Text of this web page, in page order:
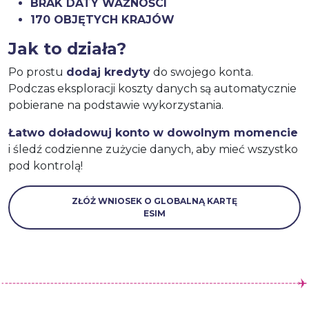
BRAK DATY WAŻNOŚCI
170 OBJĘTYCH KRAJÓW
Jak to działa?
Po prostu dodaj kredyty do swojego konta.
Podczas eksploracji koszty danych są automatycznie
pobierane na podstawie wykorzystania.
Łatwo doładowuj konto w dowolnym momencie
i śledź codzienne zużycie danych, aby mieć wszystko
pod kontrolą!
ZŁÓŻ WNIOSEK O GLOBALNĄ KARTĘ
ESIM